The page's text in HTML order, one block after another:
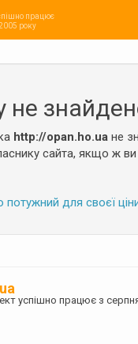
працює
року
не
http://opan.ho.ua не
сайта, якщо ж
для своєї
успішно працює з